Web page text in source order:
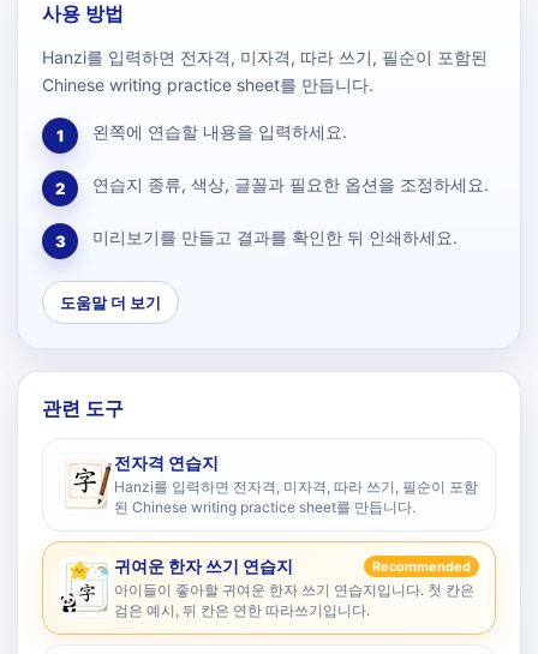
사용 방법
Hanzi를 입력하면 전자격, 미자격, 따라 쓰기, 필순이 포함된
Chinese writing practice sheet를 만듭니다.
1 왼쪽에 연습할 내용을 입력하세요.
2 연습지 종류, 색상, 글꼴과 필요한 옵션을 조정하세요.
3 미리보기를 만들고 결과를 확인한 뒤 인쇄하세요.
도움말 더 보기
관련 도구
전자격 연습지
Hanzi를 입력하면 전자격, 미자격, 따라 쓰기, 필순이 포함
된 Chinese writing practice sheet를 만듭니다.
귀여운 한자 쓰기 연습지 Recommended
아이들이 좋아할 귀여운 한자 쓰기 연습지입니다. 첫 칸은
검은 예시, 뒤 칸은 연한 따라쓰기입니다.